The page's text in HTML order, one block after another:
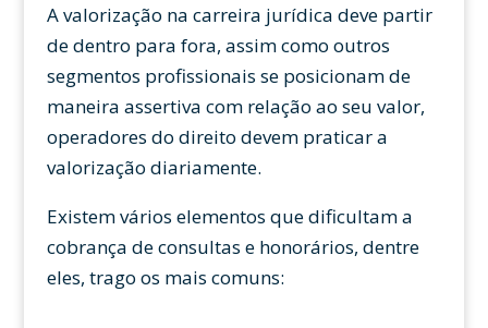
A valorização na carreira jurídica deve partir
de dentro para fora, assim como outros
segmentos profissionais se posicionam de
maneira assertiva com relação ao seu valor,
operadores do direito devem praticar a
valorização diariamente.
Existem vários elementos que dificultam a
cobrança de consultas e honorários, dentre
eles, trago os mais comuns: